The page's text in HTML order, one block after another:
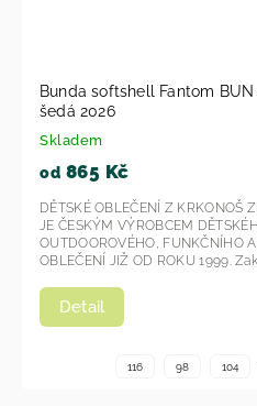
Bunda softshell Fantom
1209 šedý melír+
Skladem
od870 Kč
Detail
DĚTSKÉ OBLEČENÍ Z KRKONOŠ
JE ČESKÝM VÝROBCEM
OUTDOOROVÉHO, FUNKČNÍHO
OBLEČENÍ JIŽ OD ROKU 1999.
116 98 104